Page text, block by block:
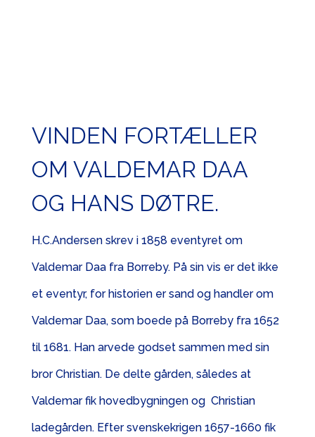
VINDEN FORTÆLLER
OM VALDEMAR DAA
OG HANS DØTRE.
H.C.Andersen skrev i 1858 eventyret om
Valdemar Daa fra Borreby. På sin vis er det ikke
et eventyr, for historien er sand og handler om
Valdemar Daa, som boede på Borreby fra 1652
til 1681. Han arvede godset sammen med sin
bror Christian. De delte gården, således at
Valdemar fik hovedbygningen og Christian
ladegården. Efter svenskekrigen 1657-1660 fik